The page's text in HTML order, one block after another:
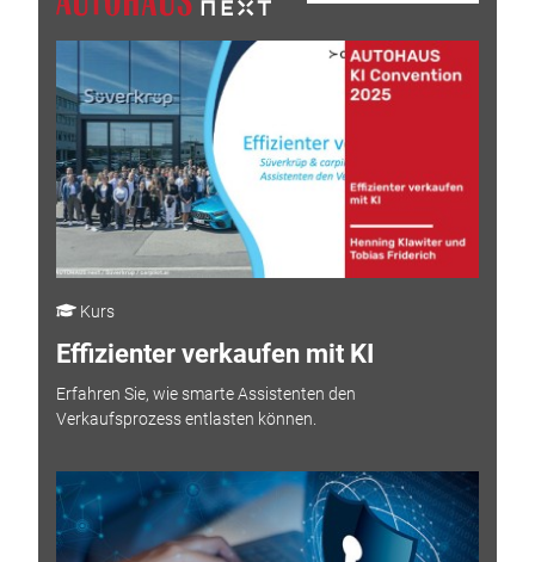
Kurs
Effizienter verkaufen mit KI
Erfahren Sie, wie smarte Assistenten den
Verkaufsprozess entlasten können.